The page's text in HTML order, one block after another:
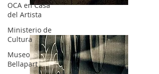
OCA en Casa
del Artista
Ministerio de
Cultura
Museo
Bellapart
OCA|News 28 / Julio-Agosto-Septiembre, 2023